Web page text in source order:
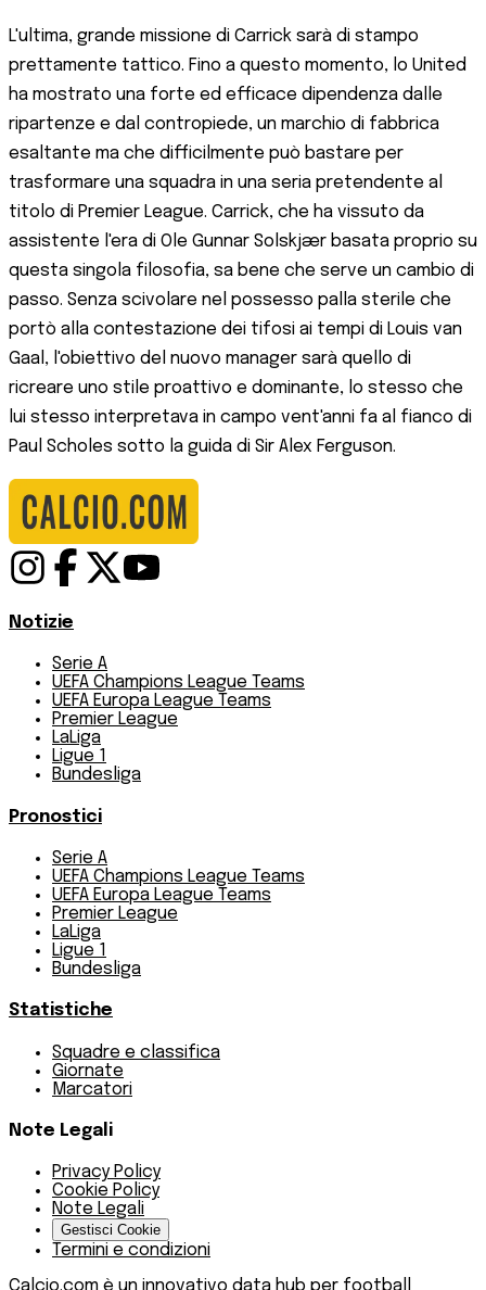
L'ultima, grande missione di Carrick sarà di stampo
prettamente tattico. Fino a questo momento, lo United
ha mostrato una forte ed efficace dipendenza dalle
ripartenze e dal contropiede, un marchio di fabbrica
esaltante ma che difficilmente può bastare per
trasformare una squadra in una seria pretendente al
titolo di Premier League. Carrick, che ha vissuto da
assistente l'era di Ole Gunnar Solskjær basata proprio su
questa singola filosofia, sa bene che serve un cambio di
passo. Senza scivolare nel possesso palla sterile che
portò alla contestazione dei tifosi ai tempi di Louis van
Gaal, l'obiettivo del nuovo manager sarà quello di
ricreare uno stile proattivo e dominante, lo stesso che
lui stesso interpretava in campo vent'anni fa al fianco di
Paul Scholes sotto la guida di Sir Alex Ferguson.
Notizie
Serie A
UEFA Champions League Teams
UEFA Europa League Teams
Premier League
LaLiga
Ligue 1
Bundesliga
Pronostici
Serie A
UEFA Champions League Teams
UEFA Europa League Teams
Premier League
LaLiga
Ligue 1
Bundesliga
Statistiche
Squadre e classifica
Giornate
Marcatori
Note Legali
Privacy Policy
Cookie Policy
Note Legali
Gestisci Cookie
Termini e condizioni
Calcio.com è un innovativo data hub per football